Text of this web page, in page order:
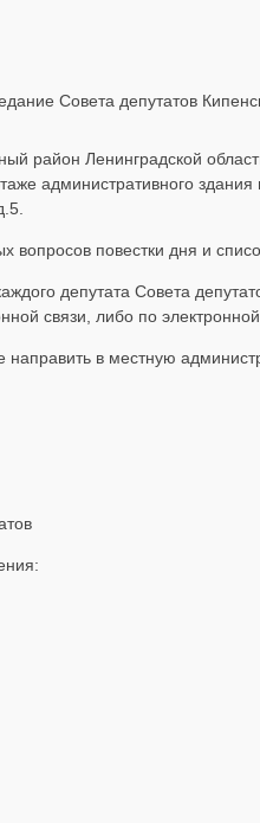
Совета депутатов
район Ленинградской
административного
вопросов повестки дня и
депутата Совета
связи, либо по
в местную